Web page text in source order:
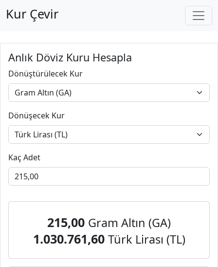
Kur Çevir
Anlık Döviz Kuru Hesapla
Dönüştürülecek Kur
Dönüşecek Kur
Kaç Adet
215,00 Gram Altın (GA)
1.030.761,60 Türk Lirası (TL)